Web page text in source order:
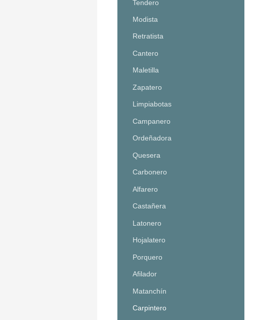
Tendero
Modista
Retratista
Cantero
Maletilla
Zapatero
Limpiabotas
Campanero
Ordeñadora
Quesera
Carbonero
Alfarero
Castañera
Latonero
Hojalatero
Porquero
Afilador
Matanchín
Carpintero